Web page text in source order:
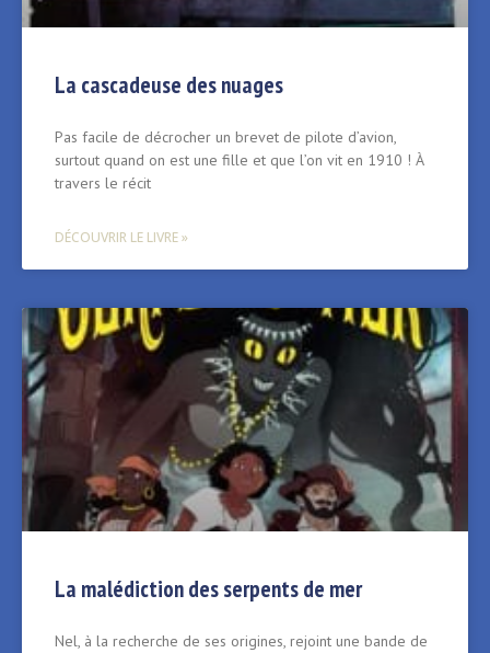
La cascadeuse des nuages
Pas facile de décrocher un brevet de pilote d’avion,
surtout quand on est une fille et que l’on vit en 1910 ! À
travers le récit
DÉCOUVRIR LE LIVRE »
La malédiction des serpents de mer
Nel, à la recherche de ses origines, rejoint une bande de